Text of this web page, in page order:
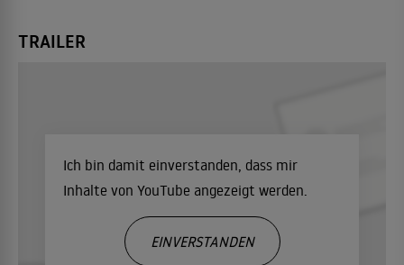
TRAILER
Ich bin damit einverstanden, dass mir
Inhalte von YouTube angezeigt werden.
EINVERSTANDEN